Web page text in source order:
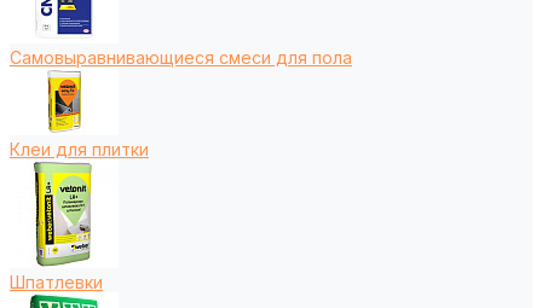
Самовыравнивающиеся смеси для пола
Клеи для плитки
Шпатлевки